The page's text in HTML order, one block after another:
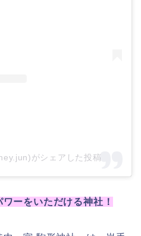
がシェアした投稿
ーをいただける神社！